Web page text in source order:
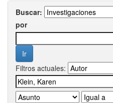
Buscar:
por
Filtros actuales: